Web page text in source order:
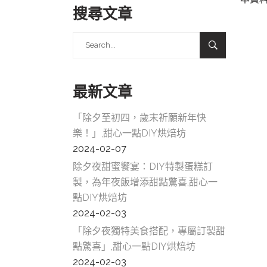
搜尋文章
最新文章
「除夕至初四，歲末祈願新年快
樂！」,甜心一點DIY烘焙坊
2024-02-07
除夕夜甜蜜饗宴：DIY特製蛋糕訂
製，為年夜飯增添甜點驚喜,甜心一
點DIY烘焙坊
2024-02-03
「除夕夜獨特美食搭配，專屬訂製甜
點驚喜」,甜心一點DIY烘焙坊
2024-02-03